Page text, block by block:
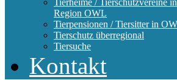
Tierheime / Tierschutzvereine
Region OWL
Tierpensionen / Tiersitter in
Tierschutz überregional
Tiersuche
Kontakt